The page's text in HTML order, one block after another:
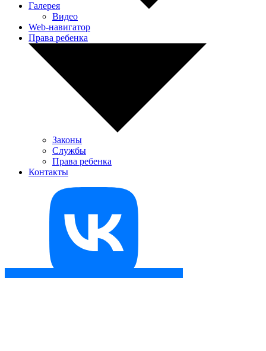
Галерея
Видео
Web-навигатор
Права ребенка
Законы
Службы
Права ребенка
Контакты